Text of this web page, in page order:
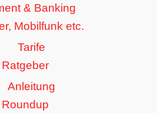
& Banking
Mobilfunk etc.
Tarife
Ratgeber
Anleitung
Roundup